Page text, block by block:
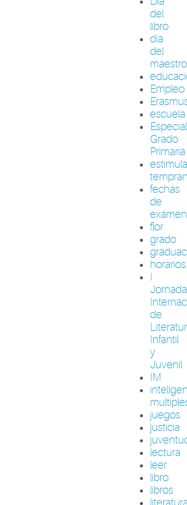
del
libro
día
del
maestro
Empleo
escuela
Grado
Primaria
fechas
de
flor
grado
horarios
I
de
Infantil
y
Juvenil
IM
juegos
justicia
lectura
leer
libro
libros